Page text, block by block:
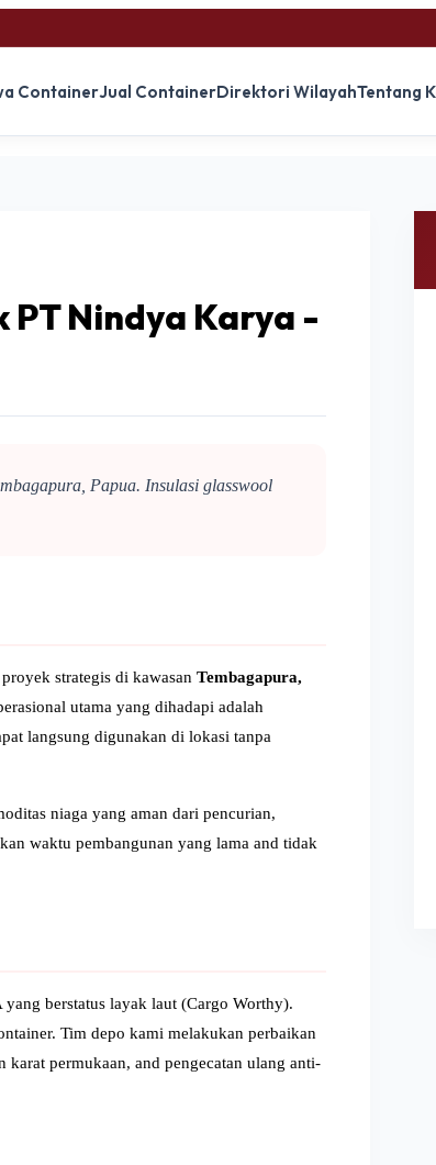
ContainerJual ContainerDirektori WilayahTentang
PT Nindya Karya -
Papua. Insulasi glasswool
strategis di kawasan Tembagapura,
utama yang dihadapi adalah
langsung digunakan di lokasi tanpa
niaga yang aman dari pencurian,
waktu pembangunan yang lama and tidak
yang berstatus layak laut (Cargo Worthy).
Tim depo kami melakukan perbaikan
karat permukaan, and pengecatan ulang anti-